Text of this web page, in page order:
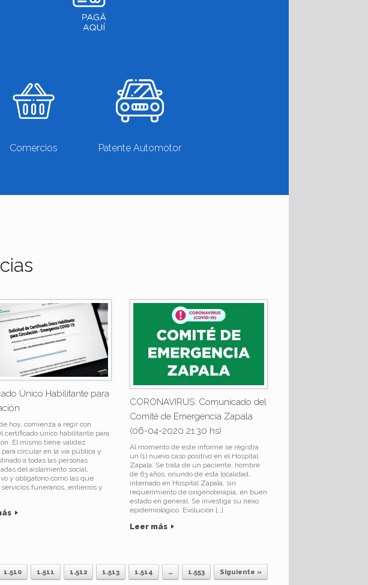
Comercios Patente Automotor
Único Habilitante para
hoy, comienza a regir con
certificado único habilitante para
El mismo tiene validez
para circular en la vía pública y
a todas las personas
del aislamiento social,
y obligatorio como las que
funerarios, entierros y
CORONAVIRUS: Comunicado del
Comité de Emergencia Zapala
(06-04-2020 21:30 hs)
Al momento de este informe se registra
un (1) nuevo caso positivo en el Hospital
Zapala. Se trata de un paciente, hombre
de 63 años, oriundo de esta localidad,
internado en Hospital Zapala, sin
requerimiento de oxigenoterapia, en buen
estado en general. Se investiga su nexo
epidemiológico. Evolución […]
Leer más
1.510 1.511 1.512 1.513 1.514 … 1.553 Siguiente »